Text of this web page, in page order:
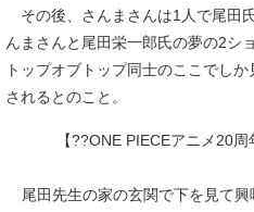
その後、さんまさんは1人で尾田
んまさんと尾田栄一郎氏の夢の2シ
トップオブトップ同士のここでし
されるとのこと。
【??ONE PIECEアニメ20
尾田先生の家の玄関で下を見て